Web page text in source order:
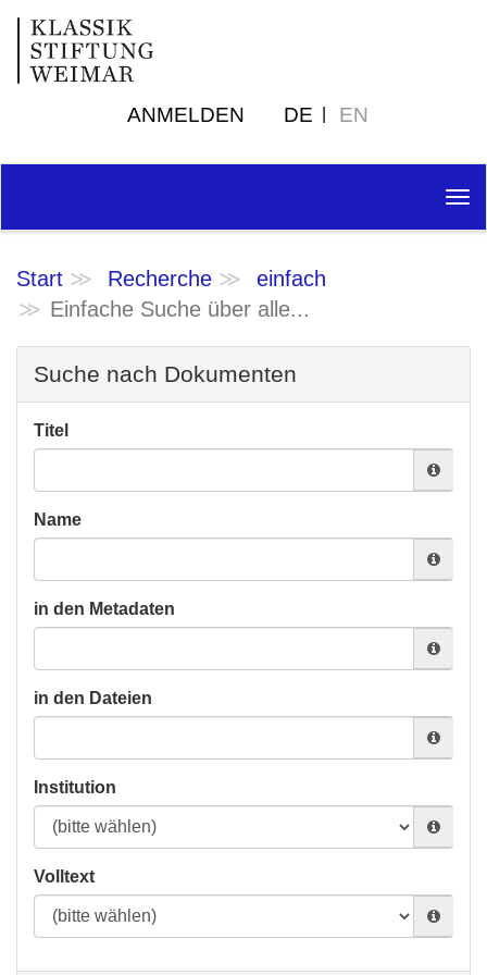
ANMELDEN DE EN
Start Recherche
einfach
Einfache Suche über alle...
Suche nach Dokumenten
Titel
Name
in den Metadaten
in den Dateien
Institution
Volltext